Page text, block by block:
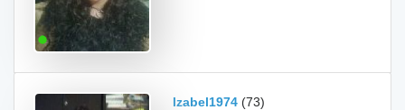
Izabel1974 (73)